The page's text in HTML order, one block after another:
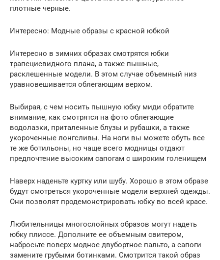
плотные черные.
Интересно: Модные образы с красной юбкой
Интересно в зимних образах смотрятся юбки
трапециевидного плана, а также пышные,
расклешенные модели. В этом случае объемный низ
уравновешивается облегающим верхом.
Выбирая, с чем носить пышную юбку миди обратите
внимание, как смотрятся на фото облегающие
водолазки, приталенные блузы и рубашки, а также
укороченные лонгсливы. На ноги вы можете обуть все
те же ботильоны, но чаще всего модницы отдают
предпочтение высоким сапогам с широким голенищем
Наверх наденьте куртку или шубу. Хорошо в этом образе
будут смотреться укороченные модели верхней одежды.
Они позволят продемонстрировать юбку во всей красе.
Любительницы многослойных образов могут надеть
юбку плиссе. Дополните ее объемным свитером,
набросьте поверх модное двубортное пальто, а сапоги
замените грубыми ботинками. Смотрится такой образ